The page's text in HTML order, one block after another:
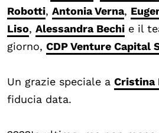
Robotti, Antonia Verna,
Liso, Alessandra Bechi e il
giorno, CDP Venture Capital
Un grazie speciale a Cristina
fiducia data.